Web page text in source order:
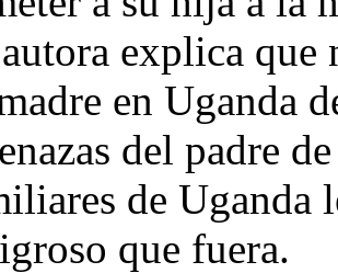
explica
en Uganda
del padre
de Uganda
que fuera.